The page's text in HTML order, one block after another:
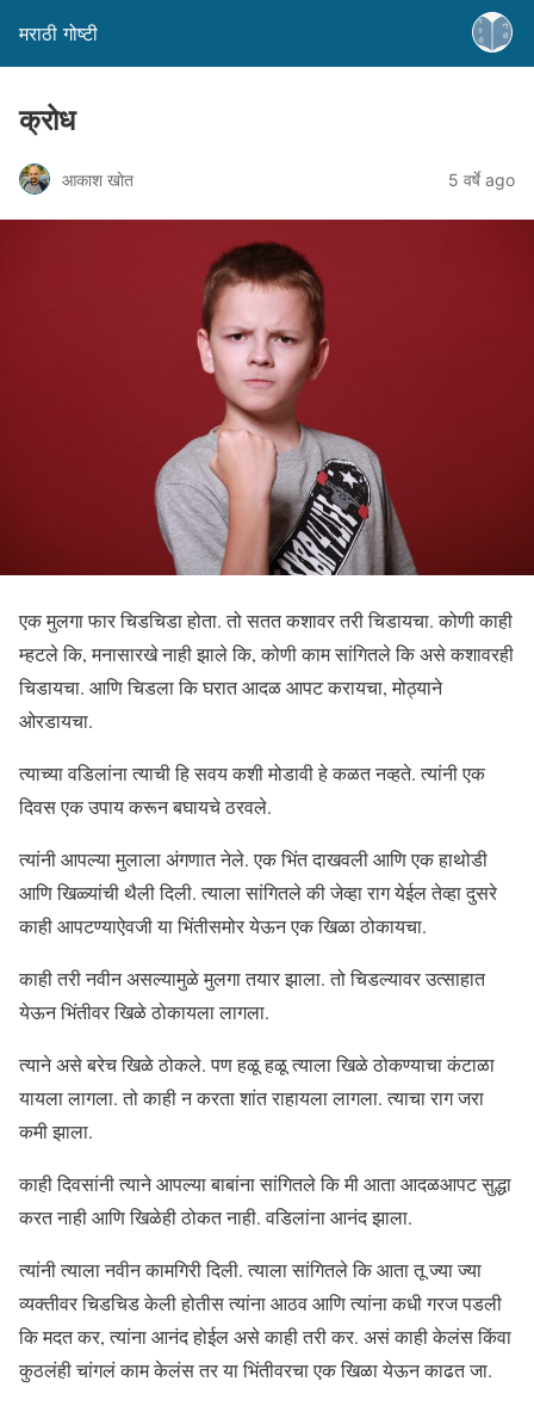
मराठी गोष्टी
क्रोध
आकाश खोत 5 वर्षे ago
एक मुलगा फार चिडचिडा होता. तो सतत कशावर तरी चिडायचा. कोणी काही
म्हटले कि, मनासारखे नाही झाले कि, कोणी काम सांगितले कि असे कशावरही
चिडायचा. आणि चिडला कि घरात आदळ आपट करायचा, मोठ्याने
ओरडायचा.
त्याच्या वडिलांना त्याची हि सवय कशी मोडावी हे कळत नव्हते. त्यांनी एक
दिवस एक उपाय करून बघायचे ठरवले.
त्यांनी आपल्या मुलाला अंगणात नेले. एक भिंत दाखवली आणि एक हाथोडी
आणि खिळ्यांची थैली दिली. त्याला सांगितले की जेव्हा राग येईल तेव्हा दुसरे
काही आपटण्याऐवजी या भिंतीसमोर येऊन एक खिळा ठोकायचा.
काही तरी नवीन असल्यामुळे मुलगा तयार झाला. तो चिडल्यावर उत्साहात
येऊन भिंतीवर खिळे ठोकायला लागला.
त्याने असे बरेच खिळे ठोकले. पण हळू हळू त्याला खिळे ठोकण्याचा कंटाळा
यायला लागला. तो काही न करता शांत राहायला लागला. त्याचा राग जरा
कमी झाला.
काही दिवसांनी त्याने आपल्या बाबांना सांगितले कि मी आता आदळआपट सुद्धा
करत नाही आणि खिळेही ठोकत नाही. वडिलांना आनंद झाला.
त्यांनी त्याला नवीन कामगिरी दिली. त्याला सांगितले कि आता तू ज्या ज्या
व्यक्तीवर चिडचिड केली होतीस त्यांना आठव आणि त्यांना कधी गरज पडली
कि मदत कर, त्यांना आनंद होईल असे काही तरी कर. असं काही केलंस किंवा
कुठलंही चांगलं काम केलंस तर या भिंतीवरचा एक खिळा येऊन काढत जा.